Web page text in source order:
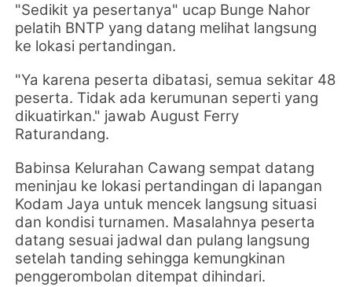
"Sedikit ya pesertanya" ucap Bunge Nahor
pelatih BNTP yang datang melihat langsung
ke lokasi pertandingan.
"Ya karena peserta dibatasi, semua sekitar 48
peserta. Tidak ada kerumunan seperti yang
dikuatirkan." jawab August Ferry
Raturandang.
Babinsa Kelurahan Cawang sempat datang
meninjau ke lokasi pertandingan di lapangan
Kodam Jaya untuk mencek langsung situasi
dan kondisi turnamen. Masalahnya peserta
datang sesuai jadwal dan pulang langsung
setelah tanding sehingga kemungkinan
penggerombolan ditempat dihindari.